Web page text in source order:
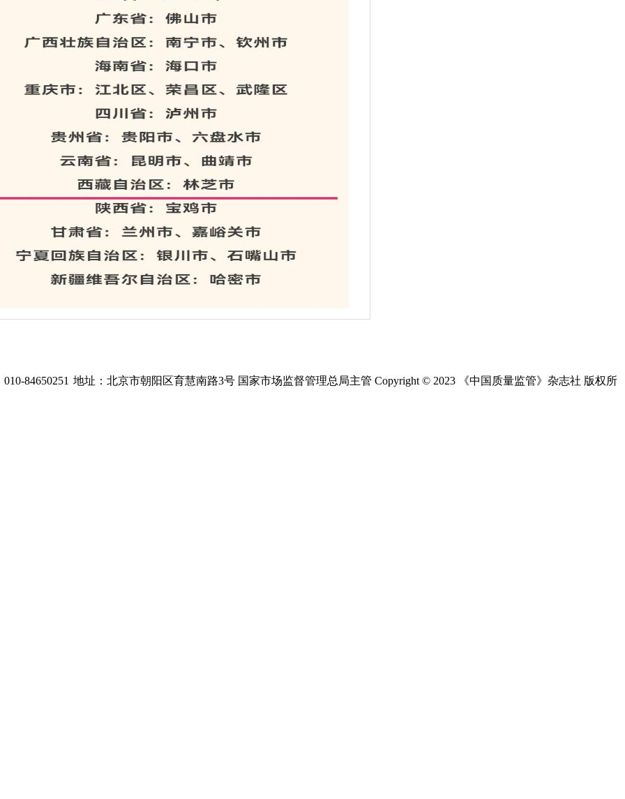
84650251 地址：北京市朝阳区育慧南路3号 国家市场监督管理总局主管 Copyright © 2023 《中国质量监管》杂志社 版权所